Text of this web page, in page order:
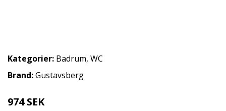
Kategorier: Badrum, WC
Brand:Gustavsberg
974 SEK